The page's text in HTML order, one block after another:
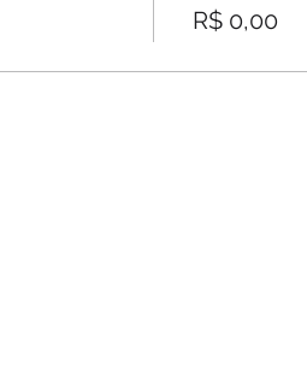
R$ 0,00